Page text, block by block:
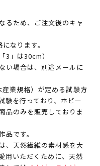
るため、ご注文後のキャ
なります。
3」は30cm）
い場合は、別途メールに
業規格）が定める試験方
験を行っており、ホビー
品のみを販売しておりま
品です。
、天然繊維の素材感を大
用いただくために、天然